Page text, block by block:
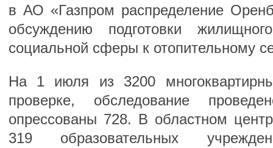
в АО «Газпром распределение
обсуждению подготовки
социальной сферы к отопительному
На 1 июля из 3200
проверке, обследование
опрессованы 728. В областном
319 образовательных